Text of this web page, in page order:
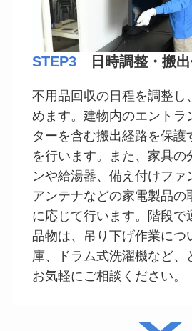
STEP3日時調整・搬出
不用品回収の日程を調整し
めます。建物内のエントラ
ターを含む搬出経路を保護
を行います。また、家具の
ンや給湯器、備え付けファ
アンテナなどの家電製品の
に応じて行います。階段で
品物は、吊り下げ作業につ
庫、ドラム式洗濯機など、
お気軽にご相談ください。